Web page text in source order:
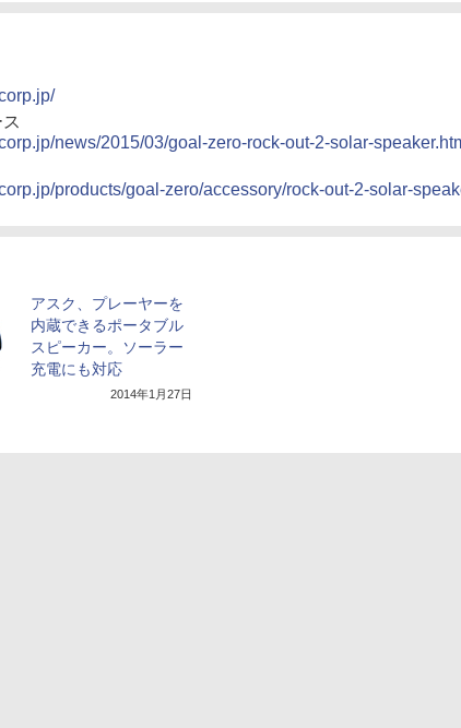
news/2015/03/goal-zero-rock-out-2-solar-
products/goal-zero/accessory/rock-out-2-solar-
アスク、プレーヤーを
内蔵できるポータブル
スピーカー。ソーラー
充電にも対応
2014年1月27日